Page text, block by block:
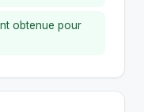
obtenue pour